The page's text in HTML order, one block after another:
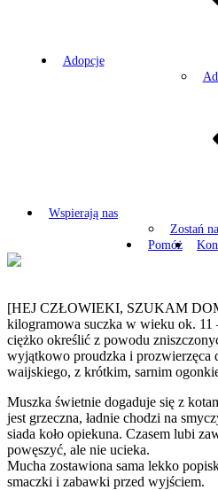
Adopcje
Wspierają nas
Zostań
Pomóż
[HEJ CZŁOWIEKI, SZUKAM
kilogramowa suczka w wieku ok. 11
ciężko określić z powodu
wyjątkowo proudzka i prozwierzęca
waijskiego, z krótkim, sarnim
Muszka świetnie dogaduje się z
jest grzeczna, ładnie chodzi na
siada koło opiekuna. Czasem lubi
powęszyć, ale nie ucieka.
Mucha zostawiona sama lekko
smaczki i zabawki przed wyjściem.